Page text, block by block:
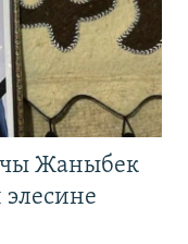
Жаныбек